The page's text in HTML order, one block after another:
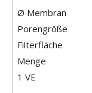
Ø Membran
Porengröße
Filterfläche
Menge
1 VE